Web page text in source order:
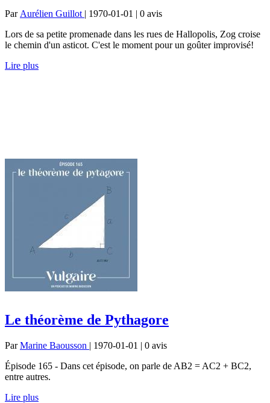
Par Aurélien Guillot | 1970-01-01 | 0 avis
Lors de sa petite promenade dans les rues de Hallopolis, Zog croise
le chemin d'un asticot. C'est le moment pour un goûter improvisé!
Lire plus
Le théorème de Pythagore
ParMarine Baousson | 1970-01-01 | 0 avis
Épisode 165 - Dans cet épisode, on parle de AB2 = AC2 + BC2,
entre autres.
Lire plus